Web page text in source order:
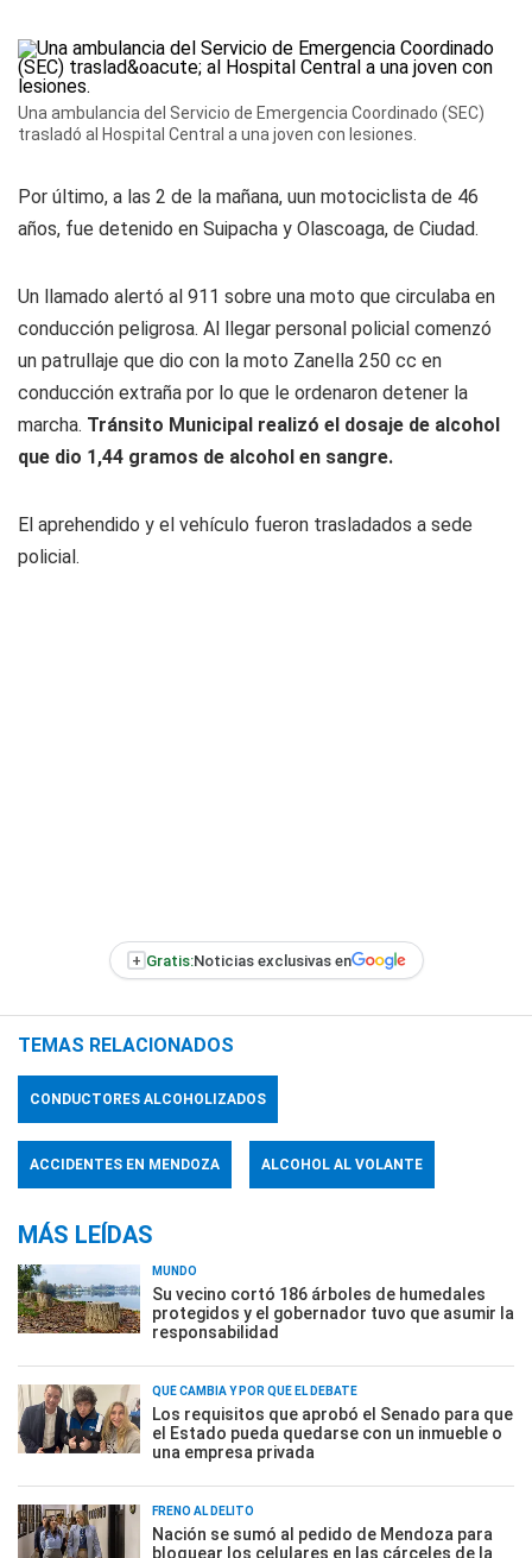
Una ambulancia del Servicio de Emergencia Coordinado (SEC)
trasladó al Hospital Central a una joven con lesiones.
Por último, a las 2 de la mañana, uun motociclista de 46
años, fue detenido en Suipacha y Olascoaga, de Ciudad.
Un llamado alertó al 911 sobre una moto que circulaba en
conducción peligrosa. Al llegar personal policial comenzó
un patrullaje que dio con la moto Zanella 250 cc en
conducción extraña por lo que le ordenaron detener la
marcha. Tránsito Municipal realizó el dosaje de alcohol
que dio 1,44 gramos de alcohol en sangre.
El aprehendido y el vehículo fueron trasladados a sede
policial.
+ Gratis:Noticias exclusivas en
TEMAS RELACIONADOS
CONDUCTORES ALCOHOLIZADOS
ACCIDENTES EN MENDOZA ALCOHOL AL VOLANTE
MÁS LEÍDAS
MUNDO
Su vecino cortó 186 árboles de humedales
protegidos y el gobernador tuvo que asumir la
responsabilidad
QUÉ CAMBIA Y POR QUÉ EL DEBATE
Los requisitos que aprobó el Senado para que
el Estado pueda quedarse con un inmueble o
una empresa privada
FRENO AL DELITO
Nación se sumó al pedido de Mendoza para
bloquear los celulares en las cárceles de la